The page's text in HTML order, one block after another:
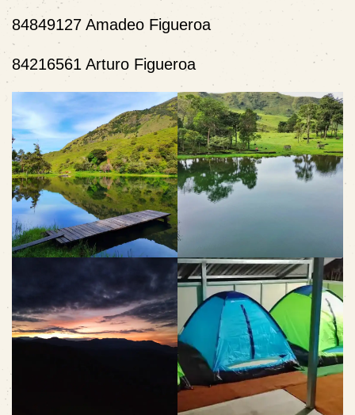
84849127 Amadeo Figueroa
84216561 Arturo Figueroa